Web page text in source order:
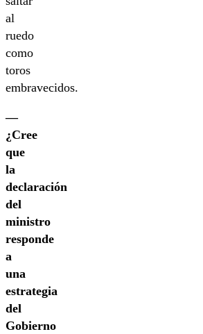
al
ruedo
como
toros
embravecidos.
—
¿Cree
que
la
declaración
del
ministro
responde
a
una
estrategia
del
Gobierno